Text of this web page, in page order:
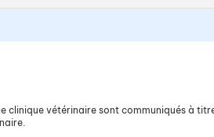
clinique vétérinaire sont communiqués à